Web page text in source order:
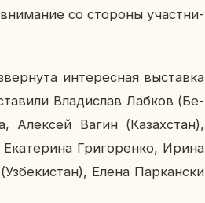
со сто­ро­ны участ­ни­
ин­те­рес­ная вы­став­ка
Вла­ди­слав Лабков (Бе­
Вагин (Ка­зах­стан),
Гри­го­рен­ко, Ирина
Елена Пар­кан­ски